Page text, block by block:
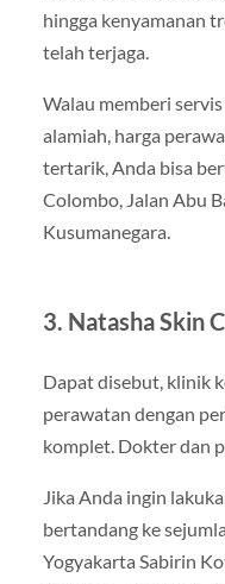
hingga kenyamanan
telah terjaga.
Walau memberi
alamiah, harga
tertarik, Anda bisa
Colombo, Jalan Abu
Kusumanegara.
3. Natasha Skin
Dapat disebut, klinik
perawatan dengan
komplet. Dokter dan
Jika Anda ingin
bertandang ke
Yogyakarta Sabirin